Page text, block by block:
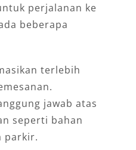
perjalanan ke
beberapa
terlebih
jawab atas
seperti bahan
parkir.